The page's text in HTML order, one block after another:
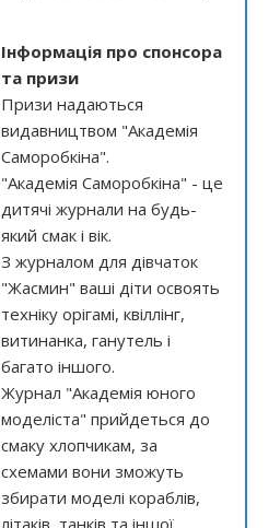
Інформація про спонсора
та призи
Призи надаються
видавництвом "Академія
Саморобкіна".
"Академія Саморобкіна" - це
дитячі журнали на будь-
який смак і вік.
З журналом для дівчаток
"Жасмин" ваші діти освоять
техніку орігамі, квіллінг,
витинанка, ганутель і
багато іншого.
Журнал "Академія юного
моделіста" прийдеться до
смаку хлопчикам, за
схемами вони зможуть
збирати моделі кораблів,
літаків, танків та іншої